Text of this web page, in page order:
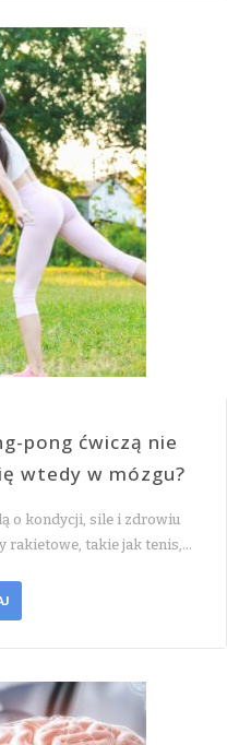
pong ćwiczą nie
wtedy w mózgu?
o kondycji, sile i zdrowiu
rakietowe, takie jak tenis,…